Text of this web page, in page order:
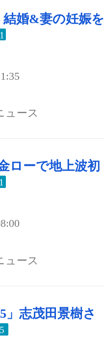
結婚&妻の妊娠を
ュース
ローで地上波初
ュース
5」志茂田景樹さ